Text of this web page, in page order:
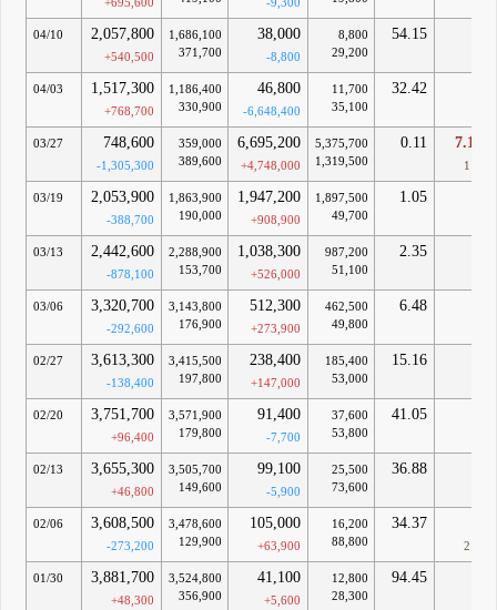
04/10 2,057,800
+540,500
1,686,100
371,700
38,000
-8,800
8,800
29,200
54.15
04/03 1,517,300
+768,700
1,186,400
330,900
46,800
-6,648,400
11,700
35,100
32.42
03/27 748,600
-1,305,300
359,000
389,600
6,695,200
+4,748,000
5,375,700
1,319,500
0.11 7.15
1日
03/19 2,053,900
-388,700
1,863,900
190,000
1,947,200
+908,900
1,897,500
49,700
1.05
03/13 2,442,600
-878,100
2,288,900
153,700
1,038,300
+526,000
987,200
51,100
2.35
03/06 3,320,700
-292,600
3,143,800
176,900
512,300
+273,900
462,500
49,800
6.48
02/27 3,613,300
-138,400
3,415,500
197,800
238,400
+147,000
185,400
53,000
15.16
02/20 3,751,700
+96,400
3,571,900
179,800
91,400
-7,700
37,600
53,800
41.05
02/13 3,655,300
+46,800
3,505,700
149,600
99,100
-5,900
25,500
73,600
36.88
02/06 3,608,500
-273,200
3,478,600
129,900
105,000
+63,900
16,200
88,800
34.37
2日
01/30 3,881,700
+48,300
3,524,800
356,900
41,100
+5,600
12,800
28,300
94.45